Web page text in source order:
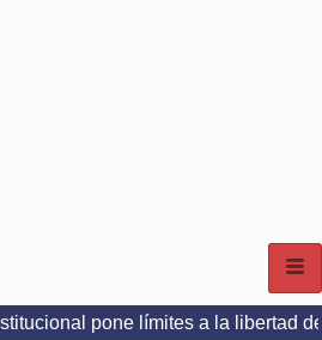
límites a la libertad de